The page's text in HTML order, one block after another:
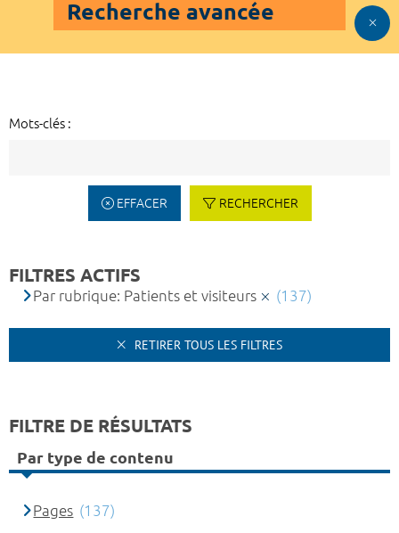
Recherche avancée
Mots-clés :
EFFACER RECHERCHER
FILTRES ACTIFS
Par rubrique: Patients et visiteurs (137)
RETIRER TOUS LES FILTRES
FILTRE DE RÉSULTATS
Par type de contenu
Pages (137)